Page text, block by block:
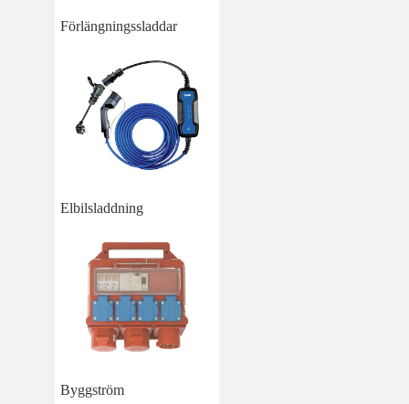
Förlängningssladdar
Elbilsladdning
Byggström